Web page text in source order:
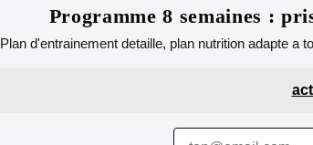
Programme 8 semaines :
Plan d'entrainement detaille, plan nutrition adapte a